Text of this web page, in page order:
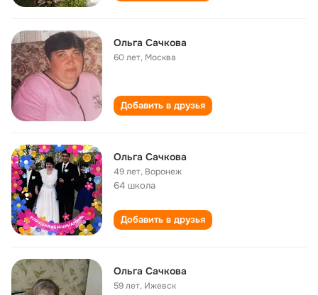
Ольга Сачкова
60 лет, Москва
Добавить в друзья
Ольга Сачкова
49 лет, Воронеж
64 школа
Добавить в друзья
Ольга Сачкова
59 лет, Ижевск